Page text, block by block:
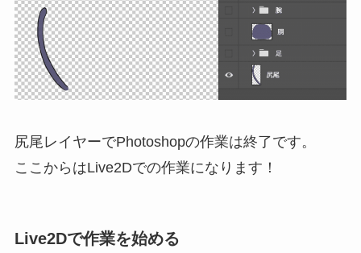
尻尾レイヤーでPhotoshopの作業は終了です。
ここからはLive2Dでの作業になります！
Live2Dで作業を始める